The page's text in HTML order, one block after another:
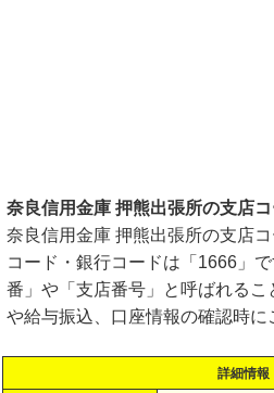
奈良信用金庫 押熊出張所の支店
奈良信用金庫 押熊出張所の支店
コード・銀行コードは「1666」
番」や「支店番号」と呼ばれる
や給与振込、口座情報の確認時に
詳細情報